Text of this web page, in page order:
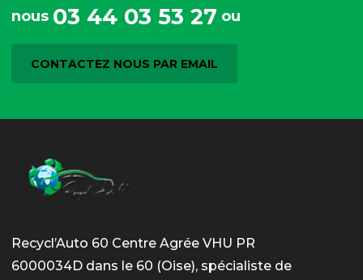
nous 03 44 03 53 27 ou
CONTACTEZ NOUS PAR EMAIL
Recycl’Auto 60 Centre Agrée VHU PR
6000034D dans le 60 (Oise), spécialiste de